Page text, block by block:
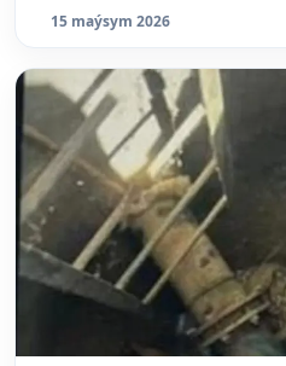
15 maýsym 2026